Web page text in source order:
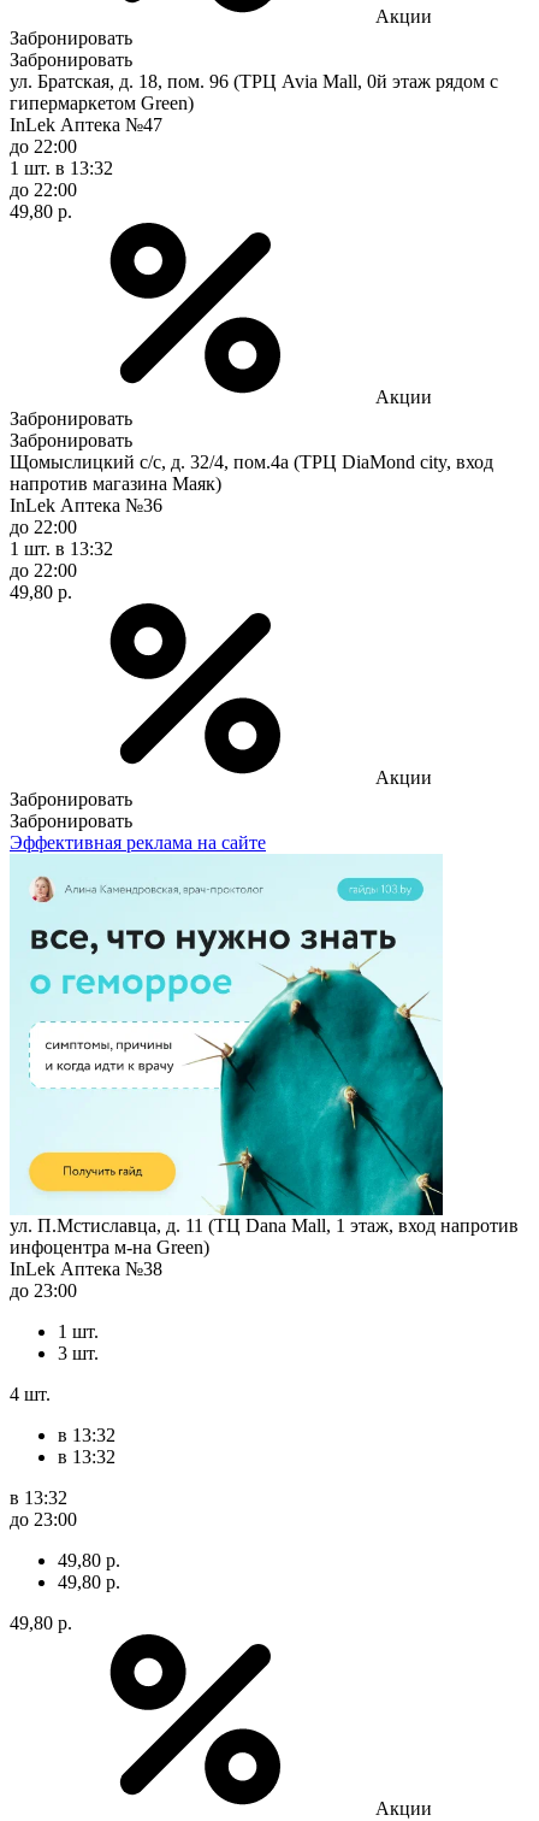
Акции
Забронировать
Забронировать
ул. Братская, д. 18, пом. 96 (ТРЦ Avia Mall, 0й этаж рядом с
гипермаркетом Green)
InLek Аптека №47
до 22:00
1 шт. в 13:32
до 22:00
49,80 р.
Акции
Забронировать
Забронировать
Щомыслицкий с/с, д. 32/4, пом.4а (ТРЦ DiaMond city, вход
напротив магазина Маяк)
InLek Аптека №36
до 22:00
1 шт. в 13:32
до 22:00
49,80 р.
Акции
Забронировать
Забронировать
Эффективная реклама на сайте
ул. П.Мстиславца, д. 11 (ТЦ Dana Mall, 1 этаж, вход напротив
инфоцентра м-на Green)
InLek Аптека №38
до 23:00
1 шт.
3 шт.
4 шт.
в 13:32
в 13:32
в 13:32
до 23:00
49,80 р.
49,80 р.
49,80 р.
Акции